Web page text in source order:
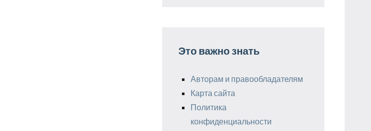
Это важно знать
Авторам и правообладателям
Карта сайта
Политика
конфиденциальности